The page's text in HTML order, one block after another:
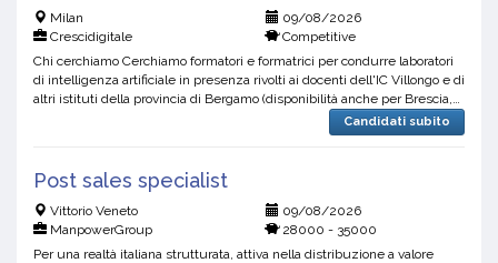
Milan
09/08/2026
Crescidigitale
Competitive
Chi cerchiamo Cerchiamo formatori e formatrici per condurre laboratori
di intelligenza artificiale in presenza rivolti ai docenti dell'IC Villongo e di
altri istituti della provincia di Bergamo (disponibilità anche per Brescia,
Candidati subito
Post sales specialist
Vittorio Veneto
09/08/2026
ManpowerGroup
28000 - 35000
Per una realtà italiana strutturata, attiva nella distribuzione a valore